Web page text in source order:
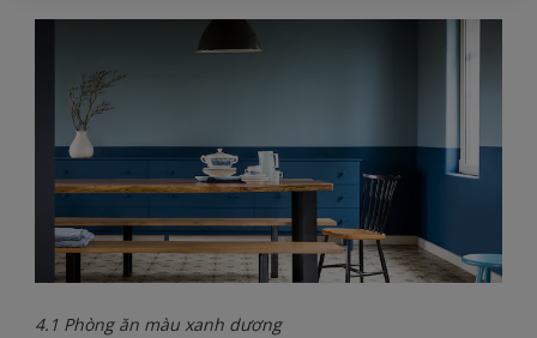
4.1 Phòng ăn màu xanh dương